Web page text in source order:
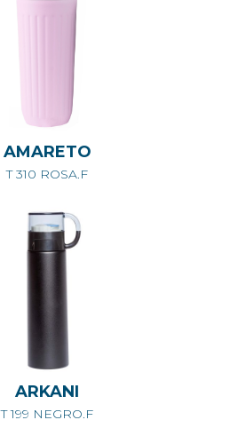
AMARETO
T 310 ROSA.F
ARKANI
T 199 NEGRO.F